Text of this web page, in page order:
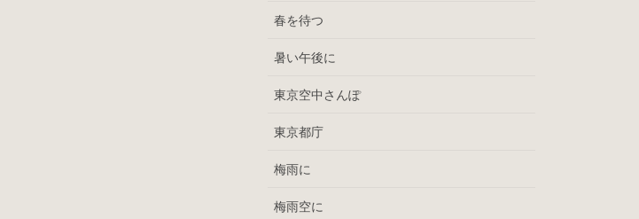
春を待つ
暑い午後に
東京空中さんぽ
東京都庁
梅雨に
梅雨空に